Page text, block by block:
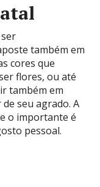
também em
cores que
flores, ou até
também em
seu agrado. A
o importante é
pessoal.